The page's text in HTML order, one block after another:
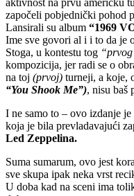
započeli pobjednički pohod
Lansirali su album “1969
Ime sve govori al i i to da je
Stoga, u kontestu tog
kompozicija, jer radi se o
na toj (prvoj) turneji, a koje,
“You Shook Me”), nisu baš
I ne samo to – ovo izdanje
koja je bila prevladavajući
Led Zeppelina.
Suma sumarum, ovo jest
sve skupa ipak neka vrst
U doba kad na sceni ima